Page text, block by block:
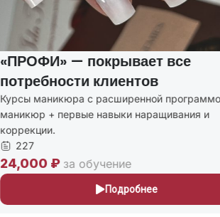
«ПРОФИ» — покрывает все
потребности клиентов
Курсы маникюра с расширенной
маникюр + первые навыки наращивания и
коррекции.
227
24,000 ₽ за обучение
Подробнее